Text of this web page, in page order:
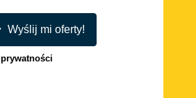
Wyślij mi oferty!